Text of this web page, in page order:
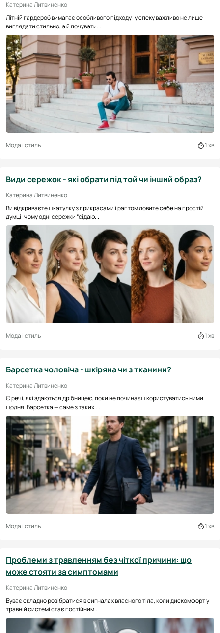
Катерина Литвиненко
Літній гардероб вимагає особливого підходу: у спеку важливо не лише
виглядати стильно, а й почувати...
Мода і стиль 1 хв
Види сережок - які обрати під той чи інший образ?
Катерина Литвиненко
Ви відкриваєте шкатулку з прикрасами і раптом ловите себе на простій
думці: чому одні сережки “сідаю...
Мода і стиль 1 хв
Барсетка чоловіча - шкіряна чи з тканини?
Катерина Литвиненко
Є речі, які здаються дрібницею, поки не починаєш користуватись ними
щодня. Барсетка — саме з таких....
Мода і стиль 1 хв
Проблеми з травленням без чіткої причини: що
може стояти за симптомами
Катерина Литвиненко
Буває складно розібратися в сигналах власного тіла, коли дискомфорт у
травній системі стає постійним...